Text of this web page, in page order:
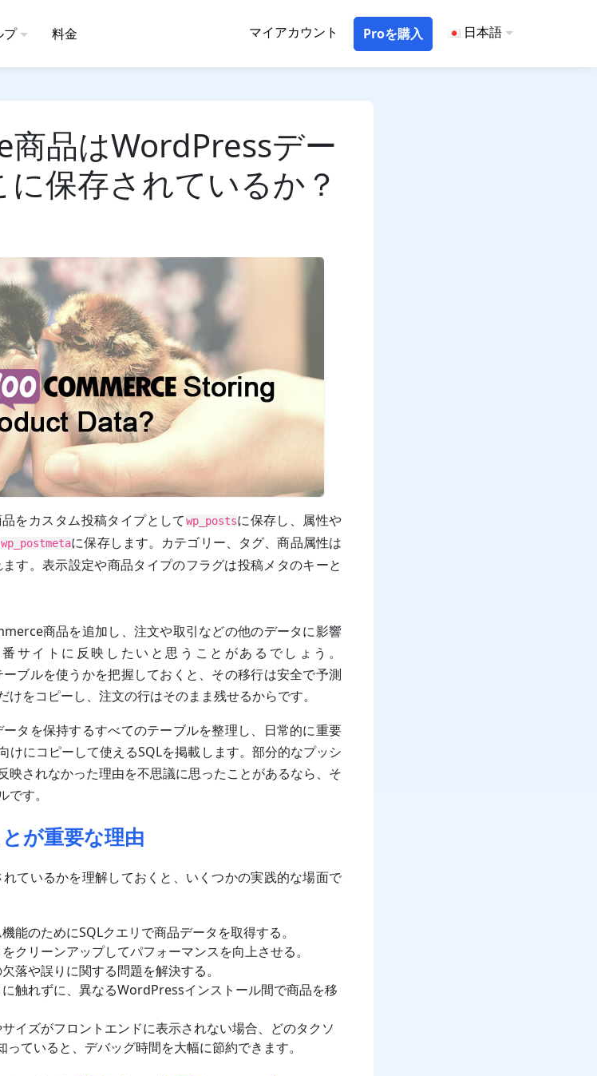
プ 料金 マイアカウント Proを購入 日本語
品はWordPressデー
保存されているか？
をカスタム投稿タイプとしてwp_postsに保存し、属性や
wp_postmetaに保存します。カテゴリー、タグ、商品属性は
す。表示設定や商品タイプのフラグは投稿メタのキーと
商品を追加し、注文や取引などの他のデータに影響
サイトに反映したいと思うことがあるでしょう。
ブルを使うかを把握しておくと、その移行は安全で予測
をコピーし、注文の行はそのまま残せるからです。
タを保持するすべてのテーブルを整理し、日常的に重要
けにコピーして使えるSQLを掲載します。部分的なプッシ
映されなかった理由を不思議に思ったことがあるなら、そ
す。
が重要な理由
ているかを理解しておくと、いくつかの実践的な場面で
能のためにSQLクエリで商品データを取得する。
クリーンアップしてパフォーマンスを向上させる。
落や誤りに関する問題を解決する。
触れずに、異なるWordPressインストール間で商品を移
イズがフロントエンドに表示されない場合、どのタクソ
ていると、デバッグ時間を大幅に節約できます。